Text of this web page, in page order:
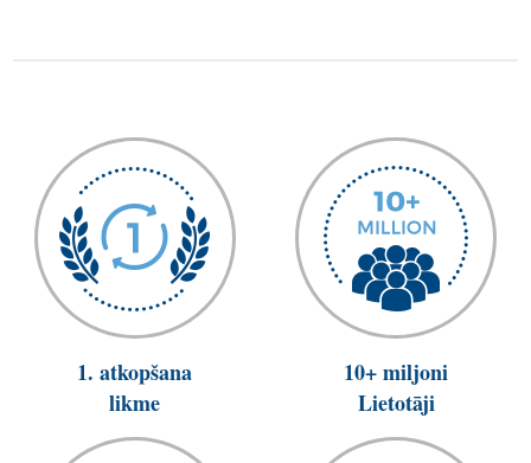
1. atkopšana
likme
10+ miljoni
Lietotāji